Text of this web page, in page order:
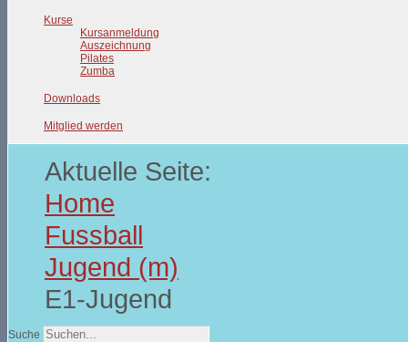
Kurse
Kursanmeldung
Auszeichnung
Pilates
Zumba
Downloads
Mitglied werden
Aktuelle Seite:
Home
Fussball
Jugend (m)
E1-Jugend
Suche